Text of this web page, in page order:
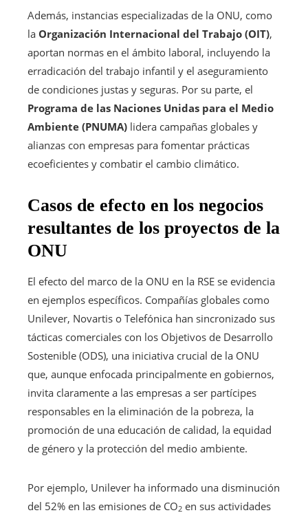
Además, instancias especializadas de la ONU, como
la Organización Internacional del Trabajo (OIT),
aportan normas en el ámbito laboral, incluyendo la
erradicación del trabajo infantil y el aseguramiento
de condiciones justas y seguras. Por su parte, el
Programa de las Naciones Unidas para el Medio
Ambiente (PNUMA) lidera campañas globales y
alianzas con empresas para fomentar prácticas
ecoeficientes y combatir el cambio climático.
Casos de efecto en los negocios
resultantes de los proyectos de la
ONU
El efecto del marco de la ONU en la RSE se evidencia
en ejemplos específicos. Compañías globales como
Unilever, Novartis o Telefónica han sincronizado sus
tácticas comerciales con los Objetivos de Desarrollo
Sostenible (ODS), una iniciativa crucial de la ONU
que, aunque enfocada principalmente en gobiernos,
invita claramente a las empresas a ser partícipes
responsables en la eliminación de la pobreza, la
promoción de una educación de calidad, la equidad
de género y la protección del medio ambiente.
Por ejemplo, Unilever ha informado una disminución
del 52% en las emisiones de CO2 en sus actividades